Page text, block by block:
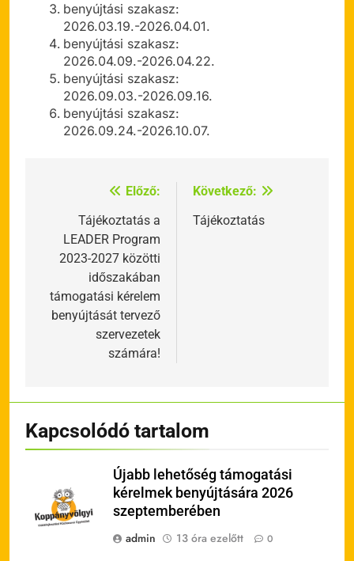
benyújtási szakasz:
2026.03.19.-2026.04.01.
benyújtási szakasz:
2026.04.09.-2026.04.22.
benyújtási szakasz:
2026.09.03.-2026.09.16.
benyújtási szakasz:
2026.09.24.-2026.10.07.
Bejegyzés
navigáció
Előző:
Tájékoztatás a
LEADER Program
2023-2027 közötti
időszakában
támogatási kérelem
benyújtását tervező
szervezetek
számára!
Következő:
Tájékoztatás
Kapcsolódó tartalom
Újabb lehetőség támogatási
kérelmek benyújtására 2026
szeptemberében
admin
13 óra ezelőtt 0